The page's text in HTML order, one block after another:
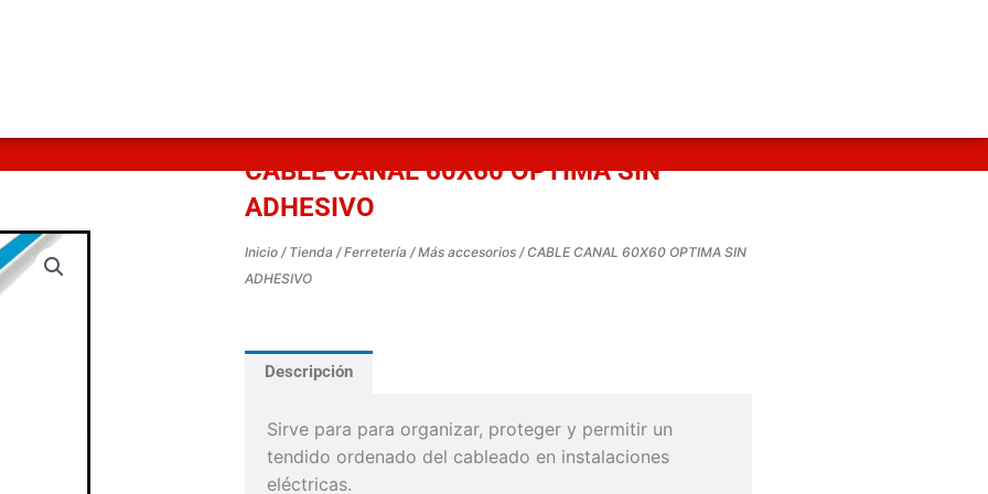
CABLE CANAL 60X60 OPTIMA SIN
ADHESIVO
Inicio / Tienda /Ferretería /Más accesorios / CABLE CANAL 60X60 OPTIMA SIN
ADHESIVO
Descripción
Sirve para para organizar, proteger y permitir un
tendido ordenado del cableado en instalaciones
eléctricas.